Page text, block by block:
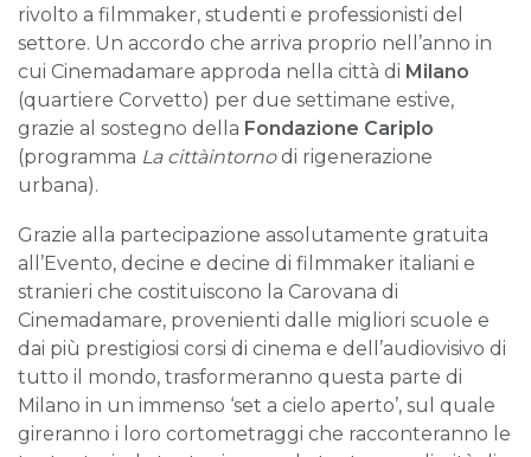
rivolto a filmmaker, studenti e professionisti del
settore. Un accordo che arriva proprio nell’anno in
cui Cinemadamare approda nella città di Milano
(quartiere Corvetto) per due settimane estive,
grazie al sostegno della Fondazione Cariplo
(programma La cittàintornodi rigenerazione
urbana).
Grazie alla partecipazione assolutamente gratuita
all’Evento, decine e decine di filmmaker italiani e
stranieri che costituiscono la Carovana di
Cinemadamare, provenienti dalle migliori scuole e
dai più prestigiosi corsi di cinema e dell’audiovisivo di
tutto il mondo, trasformeranno questa parte di
Milano in un immenso ‘set a cielo aperto’, sul quale
gireranno i loro cortometraggi che racconteranno le